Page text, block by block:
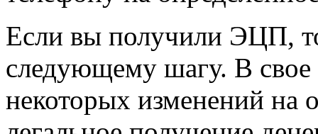
Если вы получили ЭЦП,
следующему шагу. В
некоторых изменений на